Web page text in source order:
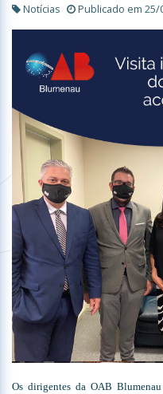
Notícias Publicado em 25/
Os dirigentes da OAB